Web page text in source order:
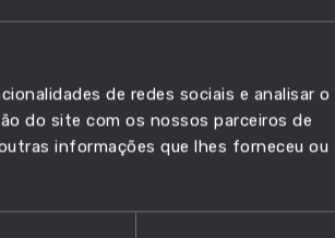
de redes sociais e analisar o
do site com os nossos parceiros de
informações que lhes forneceu ou
73 em
Nº